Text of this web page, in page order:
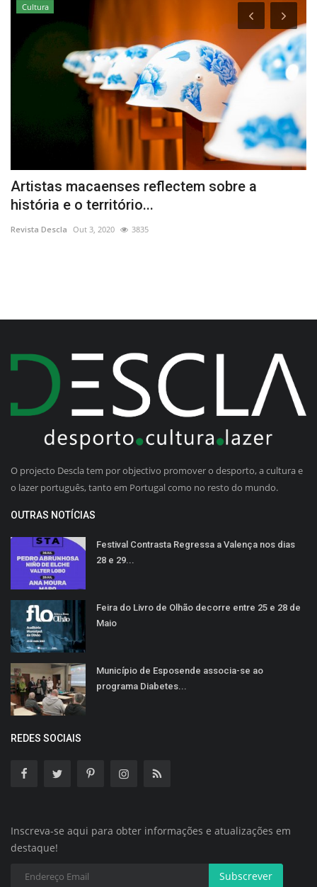
Cultura
Artistas macaenses reflectem sobre a
história e o território...
Revista Descla Out 3, 2020 3835
O projecto Descla tem por objectivo promover o desporto, a cultura e
o lazer português, tanto em Portugal como no resto do mundo.
OUTRAS NOTÍCIAS
Festival Contrasta Regressa a Valença nos dias
28 e 29...
Feira do Livro de Olhão decorre entre 25 e 28 de
Maio
Município de Esposende associa-se ao
programa Diabetes...
REDES SOCIAIS
Inscreva-se aqui para obter informações e atualizações em
destaque!
Subscrever